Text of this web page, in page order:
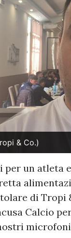
& Co.)
un atleta
di Tropi
Calcio